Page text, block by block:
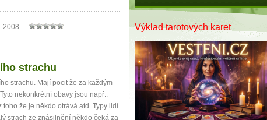
strachu
strachu. Mají pocit že za každým
nekonkrétní obavy jsou např.:
že je někdo otrává atd. Typy lidí
strach ze znásilnění někdo čeká za
Výklad tarotových karet